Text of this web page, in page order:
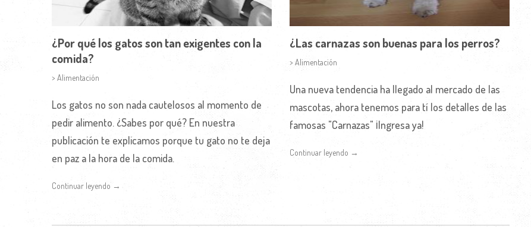
¿Por qué los gatos son tan exigentes con la
comida?
> Alimentación
Los gatos no son nada cautelosos al momento de
pedir alimento. ¿Sabes por qué? En nuestra
publicación te explicamos porque tu gato no te deja
en paz a la hora de la comida.
Continuar leyendo →
¿Las carnazas son buenas para los perros?
> Alimentación
Una nueva tendencia ha llegado al mercado de las
mascotas, ahora tenemos para tí los detalles de las
famosas "Carnazas" ¡Ingresa ya!
Continuar leyendo →